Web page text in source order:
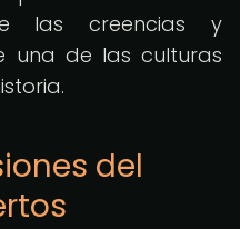
las creencias y
una de las culturas
del